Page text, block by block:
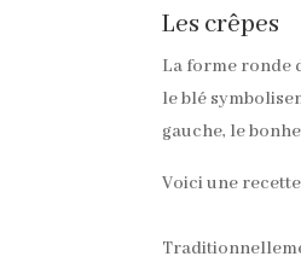
Les crêpes
La forme ronde
le blé
gauche, le
Voici une